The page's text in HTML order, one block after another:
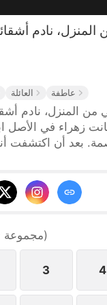
نادم
العائلة عاطفة
من المنزل، نادم
زهراء في الأصل
بعد أن اكتشفت
قبولها فحسب،
التي تعرضت
مجموعة)
3 4